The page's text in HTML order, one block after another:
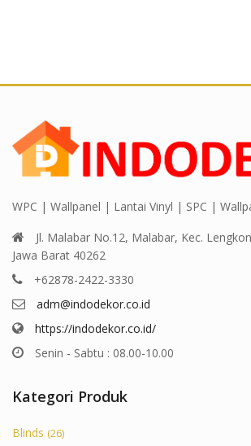
WPC | Wallpanel | Lantai Vinyl | SPC |
Jl. Malabar No.12, Malabar, Kec.
Jawa Barat 40262
+62878-2422-3330
adm@indodekor.co.id
https://indodekor.co.id/
Senin - Sabtu : 08.00-10.00
Kategori Produk
Blinds (26)